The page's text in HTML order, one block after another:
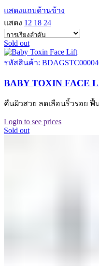
แสดงแถบด้านข้าง
แสดง 12 18 24
Sold out
รหัสสินค้า:
BABY TOXIN FACE
คืนผิวสวย ลดเลือนริ้วรอย
Login to see prices
Sold out